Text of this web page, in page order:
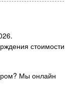
Мы онлайн